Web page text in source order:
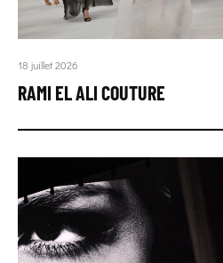
18 juillet 2026
RAMI EL ALI COUTURE